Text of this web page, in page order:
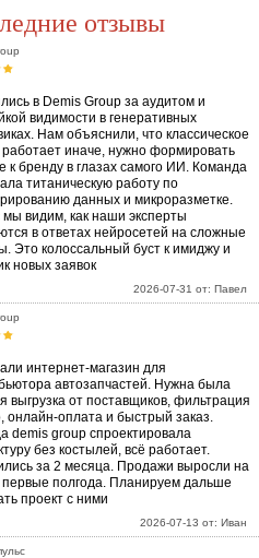
отзывы
в Demis Group за аудитом и
видимости в генеративных
Нам объяснили, что классическое
работает иначе, нужно формировать
к бренду в глазах самого ИИ. Команда
титаническую работу по
данных и микроразметке.
видим, как наши эксперты
в ответах нейросетей на сложные
Это колоссальный буст к имиджу и
новых заявок
2026-07-31 от: Павел
интернет-магазин для
автозапчастей. Нужна была
выгрузка от поставщиков, фильтрация
онлайн-оплата и быстрый заказ.
demis group спроектировала
без костылей, всё работает.
за 2 месяца. Продажи выросли на
первые полгода. Планируем дальше
проект с ними
2026-07-13 от: Иван